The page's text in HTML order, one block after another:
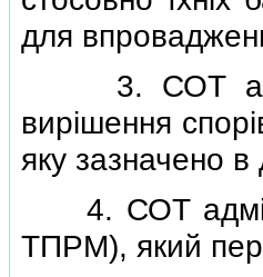
для
3. СОТ
вирiшення
яку зазначено в
4. СОТ
ТПРМ), який